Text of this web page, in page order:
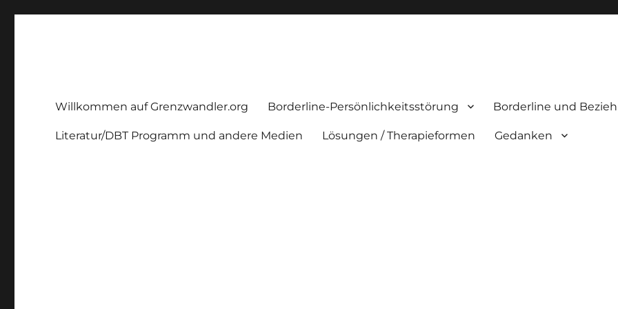
Willkommen auf Grenzwandler.org Borderline-Persönlichkeitsstörung Borderline und
Literatur/DBT Programm und andere Medien Lösungen / Therapieformen Gedanken